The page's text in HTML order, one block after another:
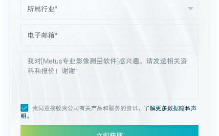
我同意接收贵公司有关产品和服务的资讯， 了解更多数据隐私声
明。